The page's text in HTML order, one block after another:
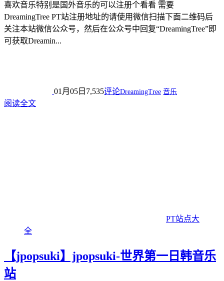
喜欢音乐特别是国外音乐的可以注册个看看 需要
DreamingTree PT站注册地址的请使用微信扫描下面二维码后
关注本站微信公众号，然后在公众号中回复“DreamingTree”即
可获取Dreamin...
01月05日 7,535评论DreamingTree 音乐
阅读全文
PT站点大
全
【jpopsuki】jpopsuki-世界第一日韩音乐
站